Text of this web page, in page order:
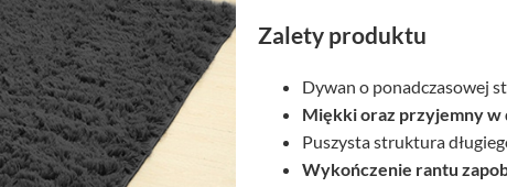
Zalety produktu
Dywan o ponadczasowej
Miękki oraz przyjemny w
Puszysta struktura
Wykończenie rantu